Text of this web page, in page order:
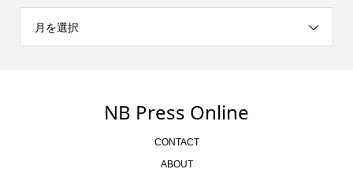
月を選択
NB Press Online
CONTACT
ABOUT